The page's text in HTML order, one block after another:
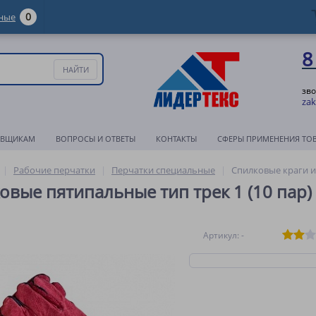
ВОПРОСЫ И ОТВЕТЫ КОНТАКТЫ СФЕРЫ ПРИМЕНЕНИЯ
Рабочие перчатки Перчатки специальные Спилковые краги
пятипальные тип трек 1 (10 пар)
Артикул: -
0